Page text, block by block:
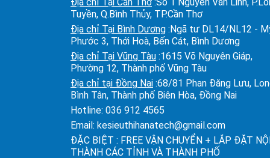
Tuyền, Q.Bình Thủy, TP.Cần Thơ
Địa chỉ Tại Bình Dương :Ngã tư DL14/NL12 -
Phước 3, Thới Hoà, Bến Cát, Bình Dương
Địa chỉ Tại Vũng Tàu :1615 Võ Nguyên Giáp,
Phường 12, Thành phố Vũng Tàu
Địa chỉ tại Đồng Nai :68/81 Phan Đăng Lưu,
Bình Tân, Thành phố Biên Hòa, Đồng Nai
Hotline: 036 912 4565
Email: kesieuthihanatech@gmail.com
ĐẶC BIỆT : FREE VẬN CHUYỂN + LẮP ĐẶT
THÀNH CÁC TỈNH VÀ THÀNH PHỐ